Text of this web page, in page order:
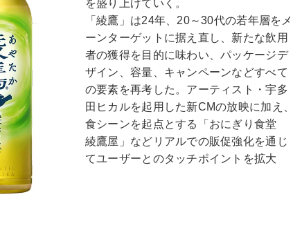
を盛り上げていく。
「綾鷹」は24年、20～30代の若年層をメ
ーンターゲットに据え直し、新たな飲用
者の獲得を目的に味わい、パッケージデ
ザイン、容量、キャンペーンなどすべて
の要素を再考した。アーティスト・宇多
田ヒカルを起用した新CMの放映に加え、
食シーンを起点とする「おにぎり食堂
綾鷹屋」などリアルでの販促強化を通じ
てユーザーとのタッチポイントを拡大